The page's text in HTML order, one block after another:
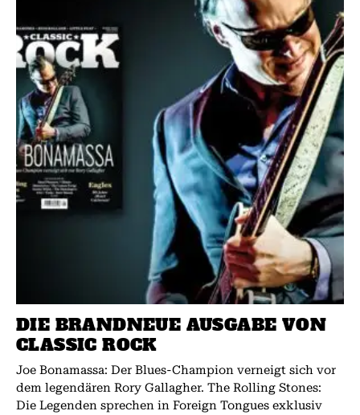
DIE BRANDNEUE AUSGABE VON
CLASSIC ROCK
Joe Bonamassa: Der Blues-Champion verneigt sich vor
dem legendären Rory Gallagher. The Rolling Stones:
Die Legenden sprechen in Foreign Tongues exklusiv